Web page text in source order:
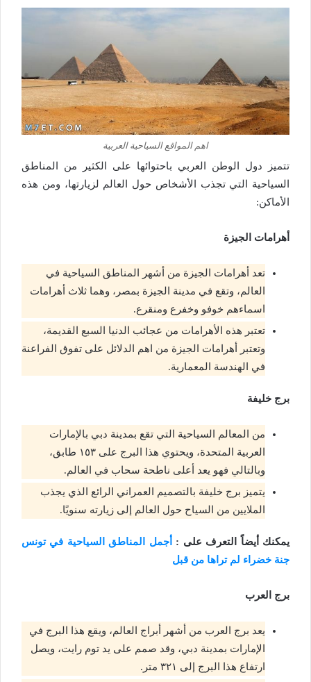
اهم المواقع السياحية العربية
تتميز دول الوطن العربي باحتوائها على الكثير من المناطق
السياحية التي تجذب الأشخاص حول العالم لزيارتها، ومن هذه
الأماكن:
أهرامات الجيزة
تعد أهرامات الجيزة من أشهر المناطق السياحية في
العالم، وتقع في مدينة الجيزة بمصر، وهما ثلاث أهرامات
اسماءهم خوفو وخفرع ومنقرع.
تعتبر هذه الأهرامات من عجائب الدنيا السبع القديمة،
وتعتبر أهرامات الجيزة من اهم الدلائل على تفوق الفراعنة
في الهندسة المعمارية.
برج خليفة
من المعالم السياحية التي تقع بمدينة دبي بالإمارات
العربية المتحدة، ويحتوي هذا البرج على ١٥٣ طابق،
وبالتالي فهو يعد أعلى ناطحة سحاب في العالم.
يتميز برج خليفة بالتصميم العمراني الرائع الذي يجذب
الملايين من السياح حول العالم إلى زيارته سنويًا.
يمكنك أيضاً التعرف على :
أجمل المناطق السياحية في تونس
جنة خضراء لم تراها من قبل
برج العرب
يعد برج العرب من أشهر أبراج العالم، ويقع هذا البرج في
الإمارات بمدينة دبي، وقد صمم على يد توم رايت، ويصل
ارتفاع هذا البرج إلى ٣٢١ متر.